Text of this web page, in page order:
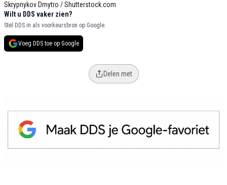
Skrypnykov Dmytro / Shutterstock.com
Wilt u DDS vaker zien?
Stel DDS in als voorkeursbron op Google.
Voeg DDS toe op Google
Delen met